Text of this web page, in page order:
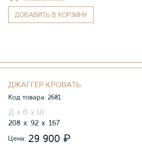
ДОБАВИТЬ В КОРЗИНУ
ДЖАГГЕР КРОВАТЬ
Код товара: 2681
208 92 167
Цена: 29 900 ₽